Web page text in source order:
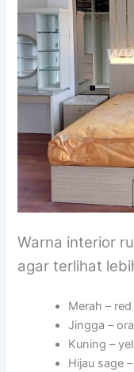
Warna interior
agar terlihat
Merah – red
Jingga –
Kuning –
Hijau sage